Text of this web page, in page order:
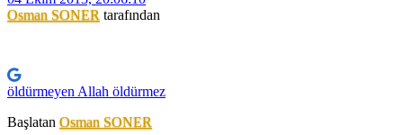
Osman SONER tarafından
öldürmeyen Allah öldürmez
BaşlatanOsman SONER